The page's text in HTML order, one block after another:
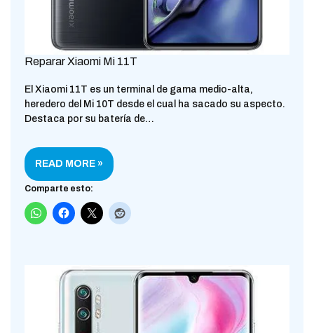
Reparar Xiaomi Mi 11T
El Xiaomi 11T es un terminal de gama medio-alta,
heredero del Mi 10T desde el cual ha sacado su aspecto.
Destaca por su batería de…
READ MORE »
Comparte esto: